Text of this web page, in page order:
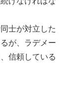
士が対立した
が、ラデメー
信頼している